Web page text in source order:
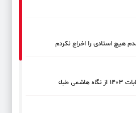
استادی را اخراج نکردم
طباء